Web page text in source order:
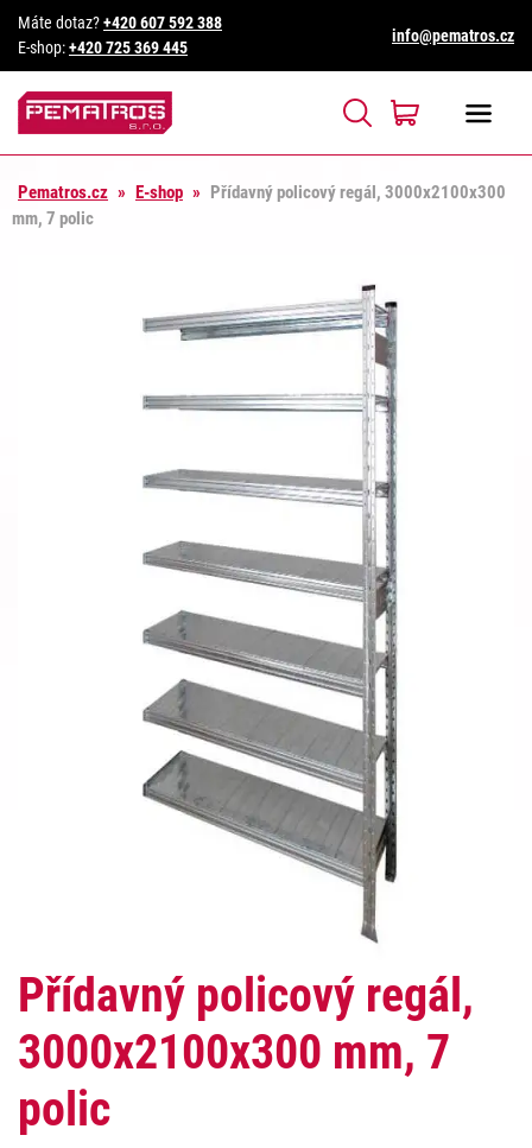
Máte dotaz?+420 607 592 388
E-shop:+420 725 369 445
info@pematros.cz
Pematros.cz » E-shop » Přídavný policový regál, 3000x2100x300
mm, 7 polic
Přídavný policový regál,
3000x2100x300 mm, 7
polic